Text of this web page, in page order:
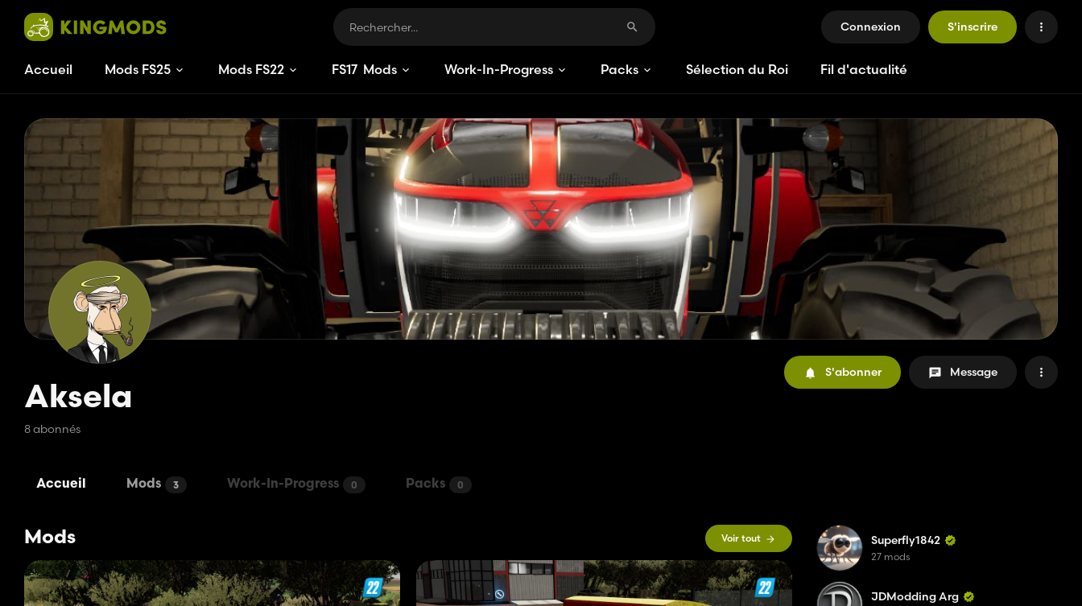
Connexion S'inscrire
Accueil Mods FS25 Mods FS22 FS17 Mods Work-In-Progress Packs Sélection du Roi Fil d'actualité
Aksela
8 abonnés
S'abonner Message
Accueil Mods 3 Work-In-Progress 0 Packs 0
Mods Voir tout Superfly1842
27 mods
JDModding Arg